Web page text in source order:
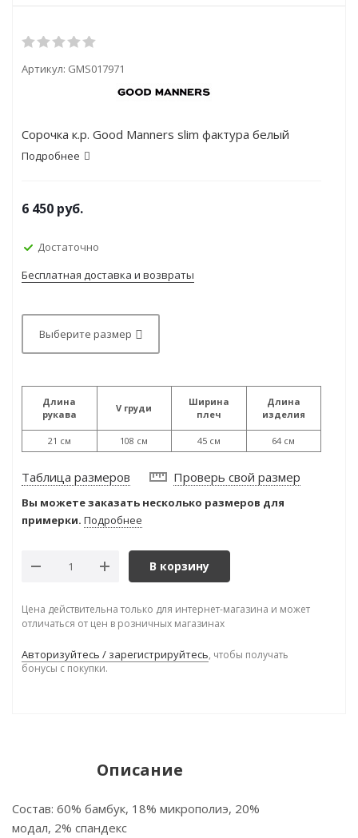
Артикул: GMS017971
Сорочка к.р. Good Manners slim фактура белый
Подробнее
6 450 руб.
Достаточно
Бесплатная доставка и возвраты
Выберите размер
Длина
рукава
21 см
V груди
108 см
Ширина
плеч
45 см
Длина
изделия
64 см
Таблица размеров Проверь свой размер
Вы можете заказать несколько размеров для
примерки. Подробнее
В корзину
Цена действительна только для интернет-магазина и может
отличаться от цен в розничных магазинах
Авторизуйтесь / зарегистрируйтесь, чтобы получать
бонусы с покупки.
Описание
Состав: 60% бамбук, 18% микрополиэ, 20%
модал, 2% спандекс